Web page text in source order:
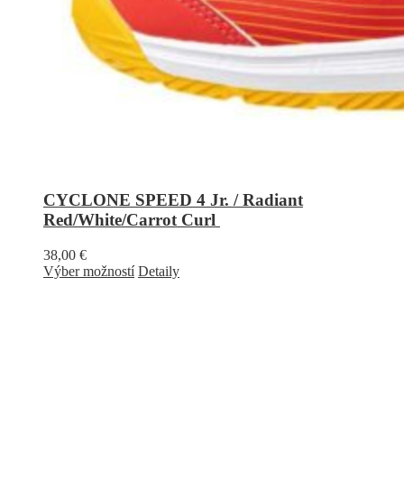
CYCLONE SPEED 4 Jr. / Radiant
Red/White/Carrot Curl
38,00 €
Výber možností Detaily